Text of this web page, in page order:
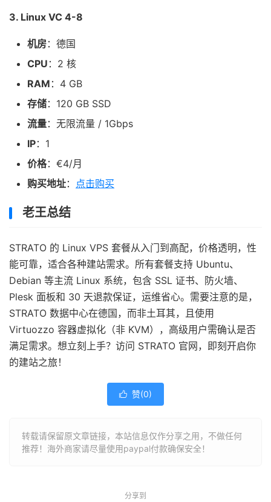
3. Linux VC 4-8
机房：德国
CPU ：2 核
RAM ：4 GB
存储：120 GB SSD
流量：无限流量 / 1Gbps
IP：1
价格：€4/月
购买地址： 点击购买
老王总结
STRATO 的 Linux VPS 套餐从入门到高配，价格透明，性
能可靠，适合各种建站需求。所有套餐支持 Ubuntu、
Debian 等主流 Linux 系统，包含 SSL 证书、防火墙、
Plesk 面板和 30 天退款保证，运维省心。需要注意的是，
STRATO 数据中心在德国，而非土耳其，且使用
Virtuozzo 容器虚拟化（非 KVM），高级用户需确认是否
满足需求。想立刻上手？访问 STRATO 官网，即刻开启你
的建站之旅！
 赞(0)
转载请保留原文章链接，本站信息仅作分享之用，不做任何
推荐！海外商家请尽量使用paypal付款确保安全！
分享到